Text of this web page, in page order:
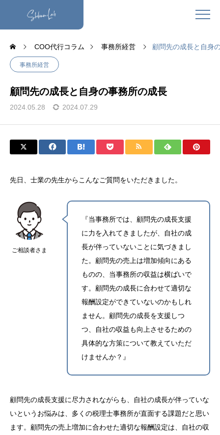
COO代行コラム 事務所経営 顧問先の成長と自身
事務所経営
顧問先の成長と自身の事務所の成長
2024.05.28 2024.07.29
先日、士業の先生からこんなご質問をいただきました。
ご相談者さま
『当事務所では、顧問先の成長支援
に力を入れてきましたが、自社の成
長が伴っていないことに気づきまし
た。顧問先の売上は増加傾向にある
ものの、当事務所の収益は横ばいで
す。顧問先の成長に合わせて適切な
報酬設定ができていないのかもしれ
ません。顧問先の成長を支援しつ
つ、自社の収益も向上させるための
具体的な方策について教えていただ
けませんか？』
顧問先の成長支援に尽力されながらも、自社の成長が伴っていな
いというお悩みは、多くの税理士事務所が直面する課題だと思い
ます。顧問先の売上増加に合わせた適切な報酬設定は、自社の収